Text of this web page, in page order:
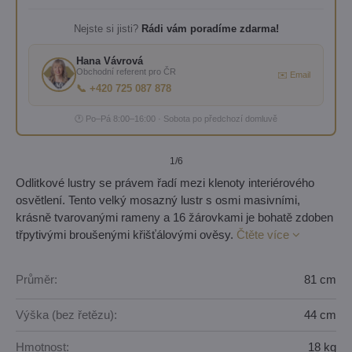
Nejste si jisti? Rádi vám poradíme zdarma!
Hana Vávrová
Obchodní referent pro ČR
📞 +420 725 087 878
✉️ Email
🕐 Po–Pá 8:00–16:00 · Sobota po předchozí domluvě
1 /6
Odlitkové lustry se právem řadí mezi klenoty interiérového
osvětlení. Tento velký mosazný lustr s osmi masivními,
krásně tvarovanými rameny a 16 žárovkami je bohatě zdoben
třpytivými broušenými křišťálovými ověsy. Čtěte více
Průměr: 81 cm
Výška (bez řetězu): 44 cm
Hmotnost: 18 kg